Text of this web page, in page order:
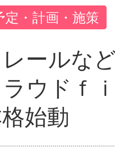
定・計画・施策
レールな
ウドｆ
始動